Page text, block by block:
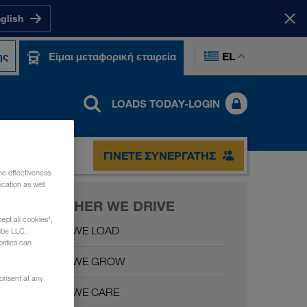
Είμαι μεταφορική εταιρεία EL
LOADS TODAY-LOGIN
ΓΊΝΕΤΕ ΣΥΝΕΡΓΆΤΗΣ
TOGETHER WE DRIVE
Together WE LOAD
Together WE GROW
Together WE CARE
effectiveness
as well
all cookies",
LLC.
can
at any